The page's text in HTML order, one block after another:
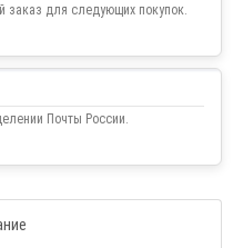
для следующих покупок.
Почты России.